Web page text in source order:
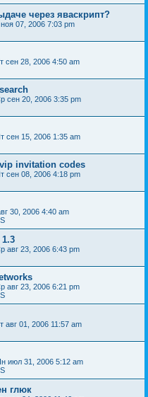
через яваскрипт?
ноя 07, 2006 7:03 pm
сен 28, 2006 4:50 am
сен 20, 2006 3:35 pm
сен 15, 2006 1:35 am
invitation codes
сен 08, 2006 4:18 pm
30, 2006 4:40 am
авг 23, 2006 6:43 pm
авг 23, 2006 6:21 pm
авг 01, 2006 11:57 am
июл 31, 2006 5:12 am
глюк